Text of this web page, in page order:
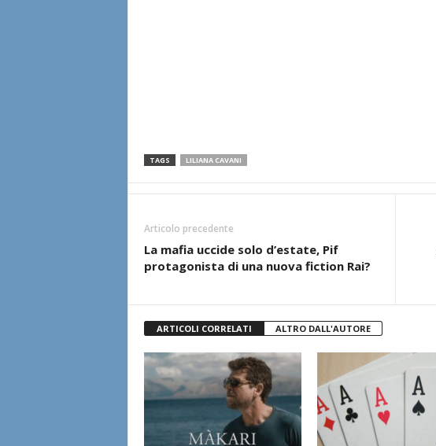
TAGS LILIANA CAVANI
Articolo precedente
La mafia uccide solo d’estate, Pif
protagonista di una nuova fiction Rai?
ARTICOLI CORRELATI ALTRO DALL'AUTORE